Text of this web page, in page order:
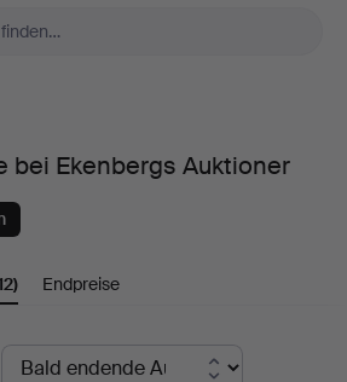
bei Ekenbergs Auktioner
Endpreise